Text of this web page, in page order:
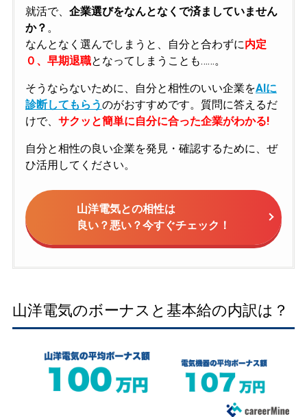
就活で、 企業選びをなんとなくで済ましていません
か？ 。
なんとなく選んでしまうと、自分と合わずに内定
０、早期退職となってしまうことも……。
そうならないために、自分と相性のいい企業をAIに
診断してもらうのがおすすめです。質問に答えるだ
けで、 サクッと簡単に自分に合った企業がわかる!
自分と相性の良い企業を発見・確認するために、ぜ
ひ活用してください。
山洋電気との相性は
良い？悪い？今すぐチェック！
山洋電気のボーナスと基本給の内訳は？